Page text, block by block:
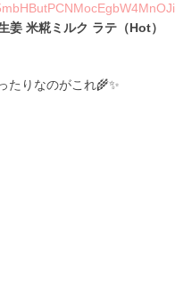
姜 米糀ミルク ラテ（Hot）
たりなのがこれ🌾✨